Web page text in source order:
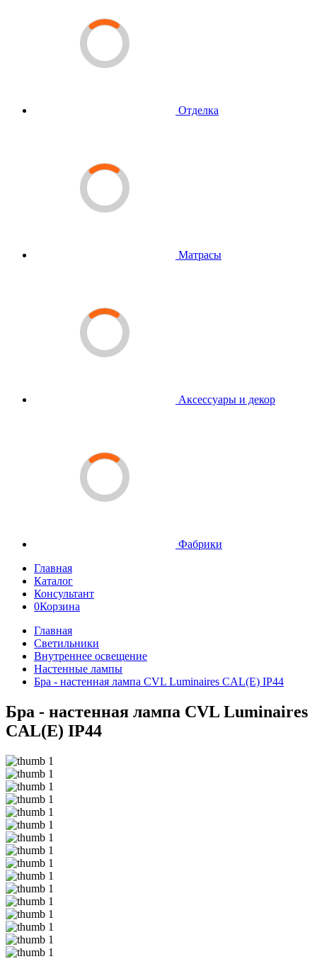
Отделка
Матрасы
Аксессуары и декор
Фабрики
Главная
Каталог
Консультант
0Корзина
Главная
Светильники
Внутреннее освещение
Hастенные лампы
Бра - настенная лампа CVL Luminaires CAL(E) IP44
Бра - настенная лампа CVL Luminaires
CAL(E) IP44